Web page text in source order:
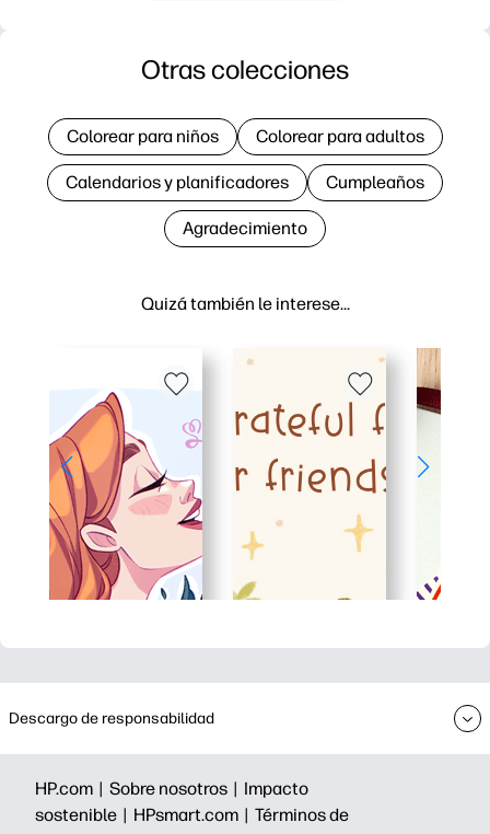
Quizá también le interese…
Otras colecciones
Colorear para niños Colorear para adultos
Calendarios y planificadores Cumpleaños
Agradecimiento
Descargo de responsabilidad
HP.com | Sobre nosotros | Impacto
sostenible | HPsmart.com | Términos de